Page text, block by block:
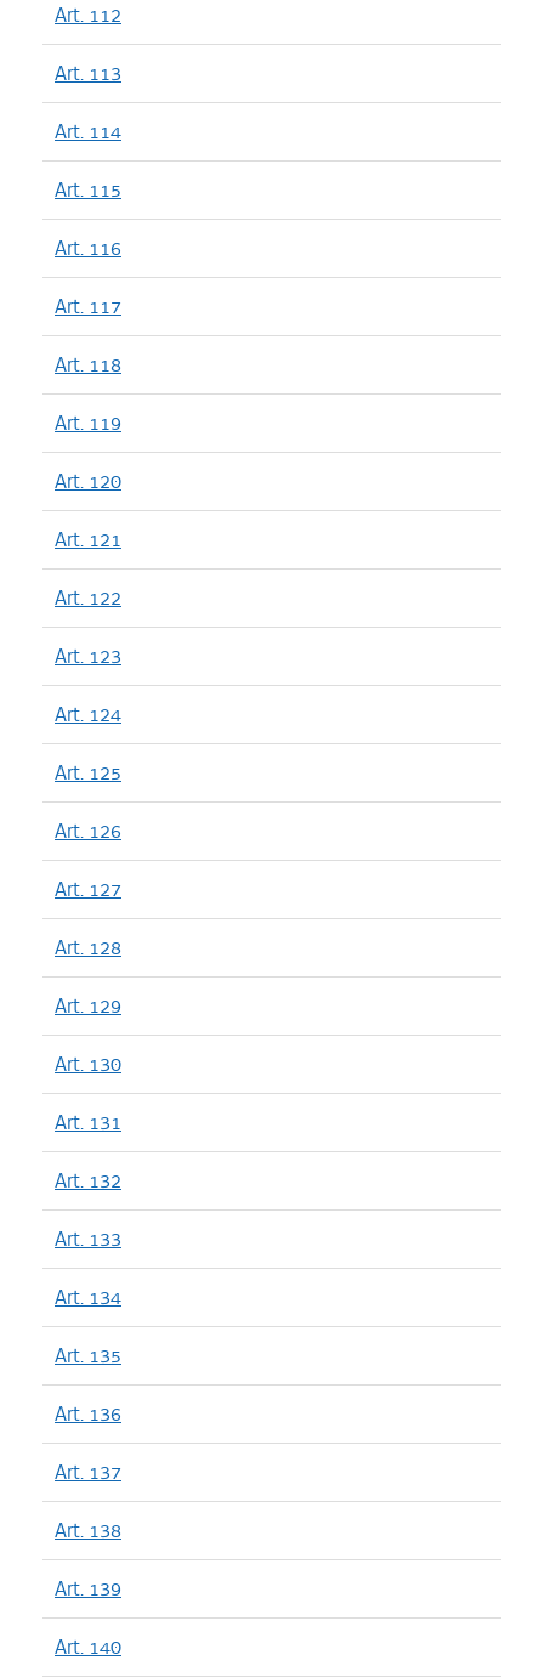
Art. 112
Art. 113
Art. 114
Art. 115
Art. 116
Art. 117
Art. 118
Art. 119
Art. 120
Art. 121
Art. 122
Art. 123
Art. 124
Art. 125
Art. 126
Art. 127
Art. 128
Art. 129
Art. 130
Art. 131
Art. 132
Art. 133
Art. 134
Art. 135
Art. 136
Art. 137
Art. 138
Art. 139
Art. 140